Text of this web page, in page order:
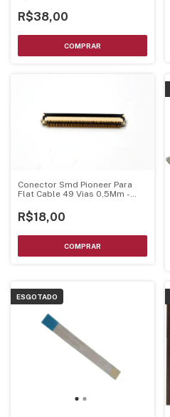
R$38,00
Conector Smd Pioneer Para
Flat Cable 49 Vias 0,5Mm -
R$18,00
ESGOTADO